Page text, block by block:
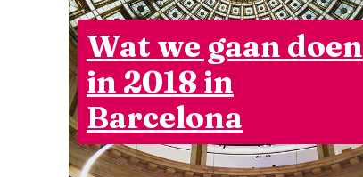
Wat we gaan doen
in 2018 in
Barcelona